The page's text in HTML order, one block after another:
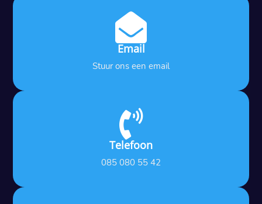

Email
Stuur ons een email

Telefoon
085 080 55 42